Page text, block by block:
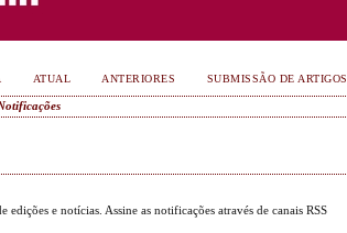
ATUAL ANTERIORES SUBMISSÃO DE ARTIGOS
e notícias. Assine as notificações através de canais RSS